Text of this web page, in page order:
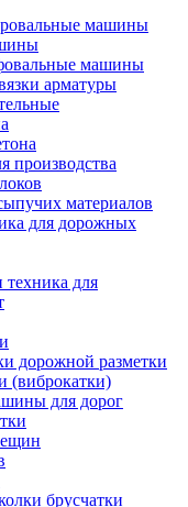
машины
машины
арматуры
производства
материалов
для дорожных
для
дорожной разметки
(виброкатки)
для дорог
брусчатки